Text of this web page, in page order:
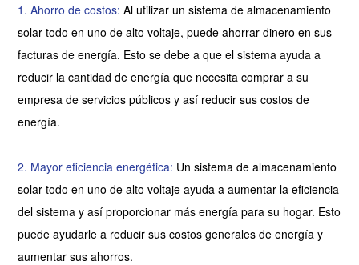
1. Ahorro de costos:Al utilizar un sistema de almacenamiento
solar todo en uno de alto voltaje, puede ahorrar dinero en sus
facturas de energía. Esto se debe a que el sistema ayuda a
reducir la cantidad de energía que necesita comprar a su
empresa de servicios públicos y así reducir sus costos de
energía.
2. Mayor eficiencia energética: Un sistema de almacenamiento
solar todo en uno de alto voltaje ayuda a aumentar la eficiencia
del sistema y así proporcionar más energía para su hogar. Esto
puede ayudarle a reducir sus costos generales de energía y
aumentar sus ahorros.